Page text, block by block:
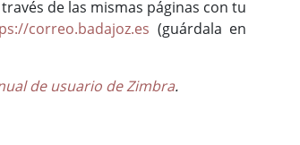
de las mismas páginas con tu
correo.badajoz.es (guárdala en
de usuario de Zimbra.